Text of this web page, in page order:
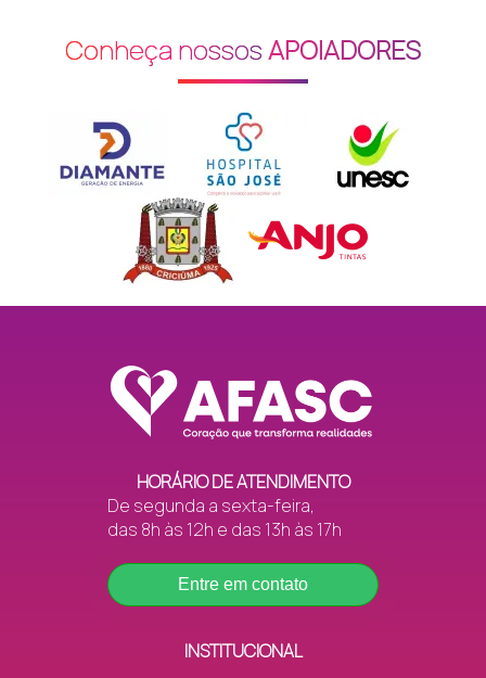
Conheça nossosAPOIADORES
HORÁRIO DE ATENDIMENTO
De segunda a sexta-feira,
das 8h às 12h e das 13h às 17h
Entre em contato
INSTITUCIONAL